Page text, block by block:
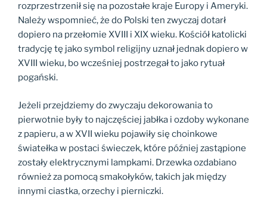
rozprzestrzenił się na pozostałe kraje Europy i Ameryki.
Należy wspomnieć, że do Polski ten zwyczaj dotarł
dopiero na przełomie XVIII i XIX wieku. Kościół katolicki
tradycję tę jako symbol religijny uznał jednak dopiero w
XVIII wieku, bo wcześniej postrzegał to jako rytuał
pogański.
Jeżeli przejdziemy do zwyczaju dekorowania to
pierwotnie były to najczęściej jabłka i ozdoby wykonane
z papieru, a w XVII wieku pojawiły się choinkowe
światełka w postaci świeczek, które później zastąpione
zostały elektrycznymi lampkami. Drzewka ozdabiano
również za pomocą smakołyków, takich jak między
innymi ciastka, orzechy i pierniczki.